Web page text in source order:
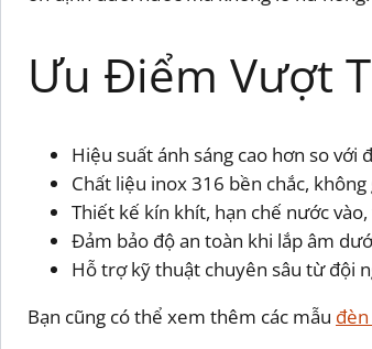
Ưu Điểm Vượt
Hiệu suất ánh sáng cao hơn so
Chất liệu inox 316 bền chắc,
Thiết kế kín khít, hạn chế nước
Đảm bảo độ an toàn khi lắp âm
Hỗ trợ kỹ thuật chuyên sâu từ đội
Bạn cũng có thể xem thêm các mẫu